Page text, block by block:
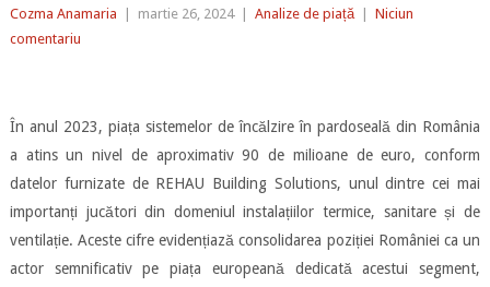
Cozma Anamaria martie 26, 2024 Analize de piață
Niciun
comentariu
În anul 2023, piața sistemelor de încălzire în pardoseală din România
a atins un nivel de aproximativ 90 de milioane de euro, conform
datelor furnizate de REHAU Building Solutions, unul dintre cei mai
importanți jucători din domeniul instalațiilor termice, sanitare și de
ventilație. Aceste cifre evidențiază consolidarea poziției României ca un
actor semnificativ pe piața europeană dedicată acestui segment,